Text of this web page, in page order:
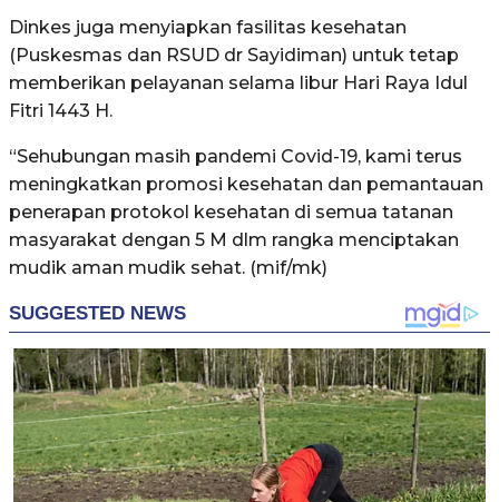
Dinkes juga menyiapkan fasilitas kesehatan
(Puskesmas dan RSUD dr Sayidiman) untuk tetap
memberikan pelayanan selama libur Hari Raya Idul
Fitri 1443 H.
“Sehubungan masih pandemi Covid-19, kami terus
meningkatkan promosi kesehatan dan pemantauan
penerapan protokol kesehatan di semua tatanan
masyarakat dengan 5 M dlm rangka menciptakan
mudik aman mudik sehat. (mif/mk)